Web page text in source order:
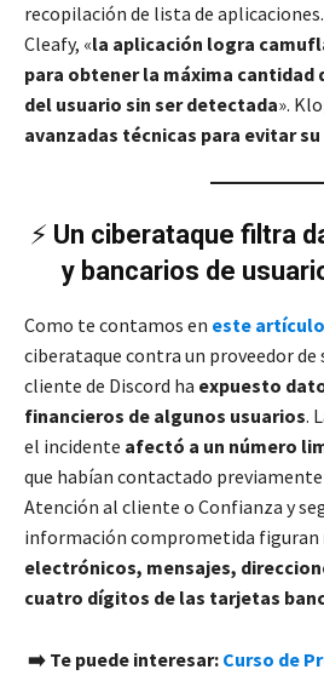
recopilación de lista de
Cleafy, «la aplicación logra
para obtener la máxima cantidad
del usuario sin ser detectada».
avanzadas técnicas para evitar
⚡ Un ciberataque filtra
y bancarios de
Como te contamos en este artículo
ciberataque contra un proveedor de
cliente de Discord ha expuesto
financieros de algunos usuarios.
el incidente afectó a un número
que habían contactado
Atención al cliente o Confianza y
información comprometida figuran
electrónicos, mensajes,
cuatro dígitos de las tarjetas
➡️ Te puede interesar: Curso de